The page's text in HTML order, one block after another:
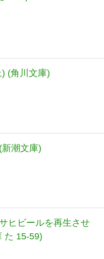
(角川文庫)
潮文庫)
ヒビールを再生させ
た 15-59)